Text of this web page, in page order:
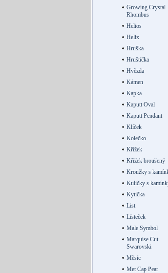
Growing Crystal
Rhombus
Helios
Helix
Hruška
Hruštička
Hvězda
Kámen
Kapka
Kaputt Oval
Kaputt Pendant
Klíček
Kolečko
Křížek
Křížek broušený
Kroužky s
Kuličky s
Kytička
List
Lísteček
Male Symbol
Marquise Cut
Swarovski
Měsíc
Met Cap Pear